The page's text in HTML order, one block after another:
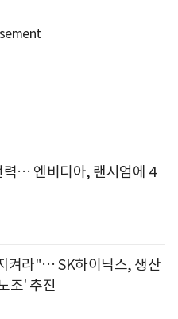
력… 엔비디아, 랜시엄에 4
켜라"… SK하이닉스, 생산
조' 추진